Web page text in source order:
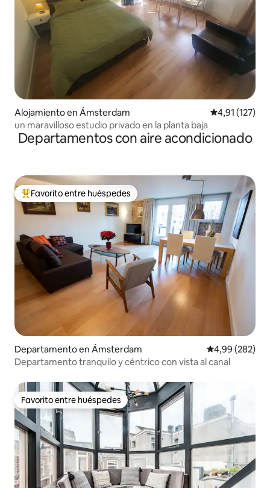
Alojamiento en Ámsterdam Calificación
4,91 (127)
un maravilloso estudio privado en la planta baja
Departamentos con aire acondicionado
Favorito entre los huéspedes más destacados
Favorito entre huéspedes
Departamento en Ámsterdam Calificación
4,99 (282)
Departamento tranquilo y céntrico con vista al canal
Favorito entre huéspedes
Favorito entre huéspedes